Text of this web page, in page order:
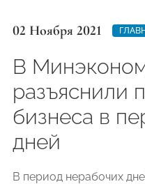
02 Ноября 2021
В
разъяснили
бизнеса в
дней
В период нерабочих